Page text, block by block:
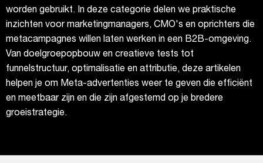
worden gebruikt. In deze categorie delen we praktische
inzichten voor marketingmanagers, CMO's en oprichters die
metacampagnes willen laten werken in een B2B-omgeving.
Van doelgroepopbouw en creatieve tests tot
funnelstructuur, optimalisatie en attributie, deze artikelen
helpen je om Meta-advertenties weer te geven die efficiënt
en meetbaar zijn en die zijn afgestemd op je bredere
groeistrategie.